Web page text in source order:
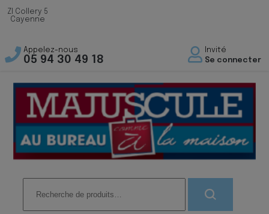
ZI Collery 5
Cayenne
Appelez-nous
05 94 30 49 18
Invité
Se connecter
pour :